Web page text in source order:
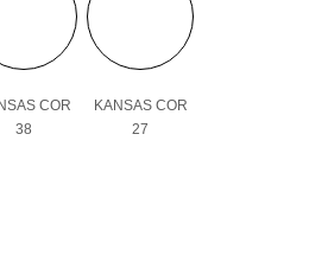
COR
38
KANSAS COR
27